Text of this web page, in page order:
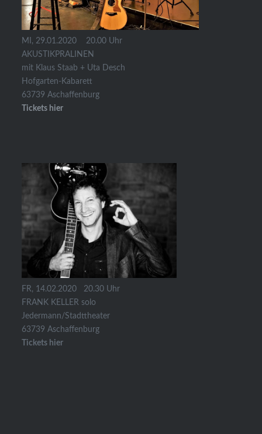
MI, 29.01.2020 20.00 Uhr
AKUSTIKPRALINEN
mit Klaus Staab + Uta Desch
Hofgarten-Kabarett
63739 Aschaffenburg
Tickets hier
FR, 14.02.2020 20.30 Uhr
FRANK KELLER solo
Jedermann/Stadttheater
63739 Aschaffenburg
Tickets hier